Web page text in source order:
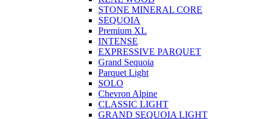
STONE MINERAL CORE
SEQUOIA
Premium XL
INTENSE
EXPRESSIVE PARQUET
Grand Sequoia
Parquet Light
SOLO
Chevron Alpine
CLASSIC LIGHT
GRAND SEQUOIA LIGHT